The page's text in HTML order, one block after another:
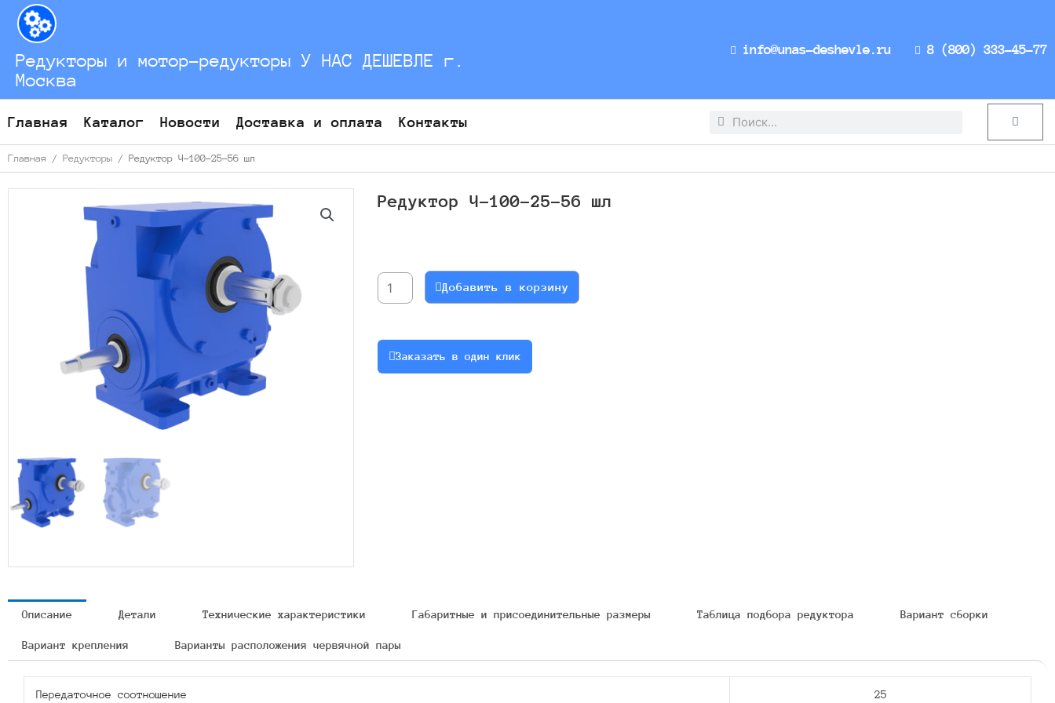
Перейти
содержимому
Редукторы и мотор-редукторы У НАС ДЕШЕВЛЕ г.
Москва
info@unas-deshevle.ru 8 (800) 333-45-77
Главная Каталог Новости Доставка и оплата Контакты Search
Search Cart
Главная / Редукторы / Редуктор Ч-100-25-56 шл
Редуктор Ч-100-25-56 шл
Редуктор
Ч-100-
56
шл
Добавить в корзину
Заказать в один клик
Описание Детали Технические характеристики Габаритные и присоединительные размеры Таблица подбора редуктора Вариант сборки
Вариант крепления Варианты расположения червячной пары
Передаточное соотношение 25